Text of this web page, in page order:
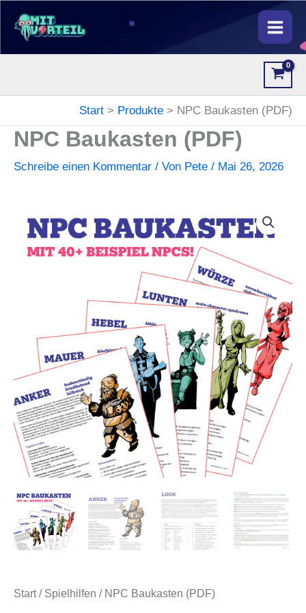
Inhalt
Start Produkte NPC Baukasten (PDF)
NPC Baukasten (PDF)
Schreibe einen Kommentar / Von Pete / Mai 26, 2026
Start/ Spielhilfen / NPC Baukasten (PDF)
Baukasten
(PDF)
Menge